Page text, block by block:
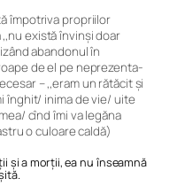
împotriva propriilor
există învinşi doar
abandonul în
de el pe neprezenta-
– ,,eram un rătăcit şi
înghit/ inima de vie/ uite
cînd îmi va legăna
o culoare caldă)
și a morții, ea nu înseamnă